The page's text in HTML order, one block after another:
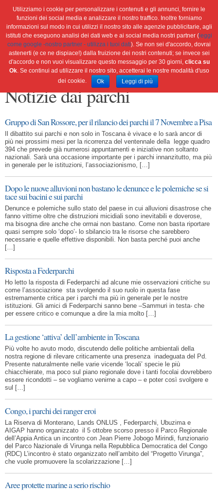
Home Ambiente Attualità
Cultura e società
Green economy
Salute Scienza&tec
Libri
Blog
Viaggi
Notizie dai parchi
Gruppo di San Rossore, per il rilancio dei parchi il 7 Novembre a Pisa
Il dibattito sui parchi e non solo in Toscana è vivace e lo sarà ancor di
più nei prossimi mesi per la ricorrenza del ventennale della legge quadro
394 che prevede già numerosi appuntamenti e iniziative non soltanto
nazionali. Sarà una occasione importante per i parchi innanzitutto, ma più
in generale per le istituzioni, l’associazionismo, […]
Dopo le nuove alluvioni non bastano le denunce e le polemiche se si
tace sui bacini e sui parchi
Denunce e polemiche sullo stato del paese in cui alluvioni disastrose che
fanno vittime oltre che distruzioni micidiali sono inevitabili e doverose,
ma bisogna dire anche che ormai non bastano. Come non basta riportare
quasi sempre solo ‘dopo’- lo sbilancio tra le risorse che sarebbero
necessarie e quelle effettive disponibili. Non basta perché puoi anche
[…]
Risposta a Federparchi
Ho letto la risposta di Federparchi ad alcune mie osservazioni critiche su
come l’associazione sta svolgendo il suo ruolo in questa fase
estremamente critica per i parchi ma più in generale per le nostre
istituzioni. Gli amici di Federparchi sanno bene –Sammuri in testa- che
per essere critico e comunque a dire la mia molto […]
La gestione ‘attiva’ dell’ambiente in Toscana
Più volte ho avuto modo, discutendo delle politiche ambientali della
nostra regione di rilevare criticamente una presenza inadeguata del Pd.
Presente naturalmente nelle varie vicende ‘locali’ specie le più
chiacchierate, ma poco sul piano regionale dove i tanti focolai dovrebbero
essere ricondotti – se vogliamo venirne a capo – e poter così svolgere e
sul […]
Congo, i parchi dei ranger eroi
La Riserva di Monterano, Lands ONLUS , Federparchi, Ubuzima e
AIGAP hanno organizzato il 5 ottobre scorso presso il Parco Regionale
dell’Appia Antica un incontro con Jean Pierre Jobogo Mirindi, funzionario
del Parco Nazionale di Virunga nella Repubblica Democratica del Congo
(RDC) L’incontro è stato organizzato nell’ambito del “Progetto Virunga”,
che vuole promuovere la scolarizzazione […]
Aree protette marine a serio rischio
Utilizziamo i cookie per personalizzare i contenuti e gli annunci, fornire le
funzioni dei social media e analizzare il nostro traffico. Inoltre forniamo
informazioni sul modo in cui utilizzi il nostro sito alle agenzie pubblicitarie, agli
istituti che eseguono analisi dei dati web e ai social media nostri partner ( leggi
come google -nostro partner - utilizza i tuoi dati). Se non sei d'accordo, dovrai
astenerti (e ce ne dispiace!) dalla fruizione dei nostri contenuti; se invece sei
d'accordo e non vuoi visualizzare questo messaggio per 30 giorni, clicca su
Ok. Se continui ad utilizzare il nostro sito, accetterai le nostre modalità d'uso
dei cookie.
Ok Leggi di più